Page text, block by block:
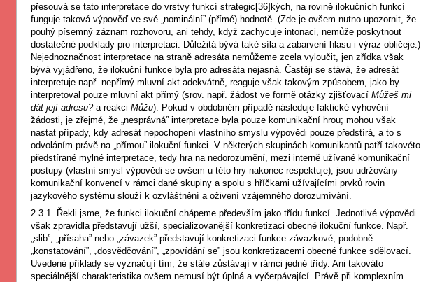
přesouvá se tato interpretace do vrstvy funkcí strategic[36]kých, na rovině ilokučních funkcí
funguje taková výpověď ve své „nominální” (přímé) hodnotě. (Zde je ovšem nutno upozornit, že
pouhý písemný záznam rozhovoru, ani tehdy, když zachycuje intonaci, nemůže poskytnout
dostatečné podklady pro interpretaci. Důležitá bývá také síla a zabarvení hlasu i výraz obličeje.)
Nejednoznačnost interpretace na straně adresáta nemůžeme zcela vyloučit, jen zřídka však
bývá vyjádřeno, že ilokuční funkce byla pro adresáta nejasná. Častěji se stává, že adresát
interpretuje např. nepřímý mluvní akt adekvátně, reaguje však takovým způsobem, jako by
interpretoval pouze mluvní akt přímý (srov. např. žádost ve formě otázky zjišťovací Můžeš mi
dát její adresu? a reakci Můžu). Pokud v obdobném případě následuje faktické vyhovění
žádosti, je zřejmé, že „nesprávná” interpretace byla pouze komunikační hrou; mohou však
nastat případy, kdy adresát nepochopení vlastního smyslu výpovědi pouze předstírá, a to s
odvoláním právě na „přímou” ilokuční funkci. V některých skupinách komunikantů patří takovéto
předstírané mylné interpretace, tedy hra na nedorozumění, mezi interně užívané komunikační
postupy (vlastní smysl výpovědi se ovšem u této hry nakonec respektuje), jsou udržovány
komunikační konvencí v rámci dané skupiny a spolu s hříčkami užívajícími prvků rovin
jazykového systému slouží k ozvláštnění a oživení vzájemného dorozumívání.
2.3.1. Řekli jsme, že funkci ilokuční chápeme především jako třídu funkcí. Jednotlivé výpovědi
však zpravidla představují užší, specializovanější konkretizaci obecné ilokuční funkce. Např.
„slib”, „přísaha” nebo „závazek” představují konkretizaci funkce závazkové, podobně
„konstatování”, „dosvědčování”, „zpovídání se” jsou konkretizacemi obecné funkce sdělovací.
Uvedené příklady se vyznačují tím, že stále zůstávají v rámci jedné třídy. Ani takováto
speciálnější charakteristika ovšem nemusí být úplná a vyčerpávající. Právě při komplexním